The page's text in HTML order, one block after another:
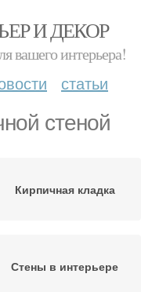
И ДЕКОР
вашего интерьера!
статьи
стеной
Кирпичная кладка
Стены в интерьере